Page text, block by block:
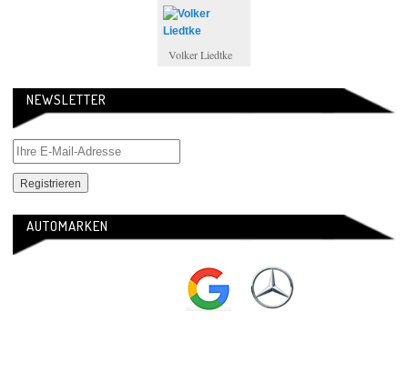
Volker Liedtke
NEWSLETTER
AUTOMARKEN